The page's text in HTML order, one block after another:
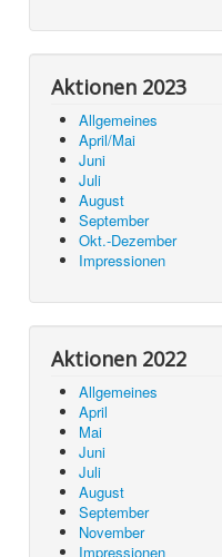
Aktionen 2023
Allgemeines
April/Mai
Juni
Juli
August
September
Okt.-Dezember
Impressionen
Aktionen 2022
Allgemeines
April
Mai
Juni
Juli
August
September
November
Impressionen